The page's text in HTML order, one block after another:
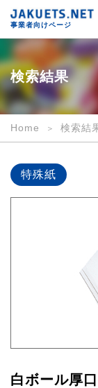
｜
事
業
向
｜
事業者向けページ
検索結果
Home 検索結
特殊紙
白ボール厚